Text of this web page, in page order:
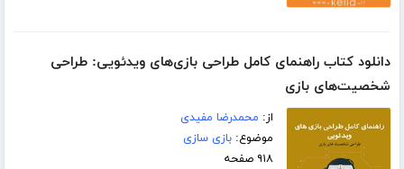
دانلود کتاب راهنمای کامل طراحی بازی‌های ویدئویی: طراحی
شخصیت‌های بازی
از: محمدرضا مفیدی
موضوع:بازی سازی
۹۱۸ صفحه